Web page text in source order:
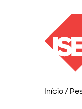
Início/